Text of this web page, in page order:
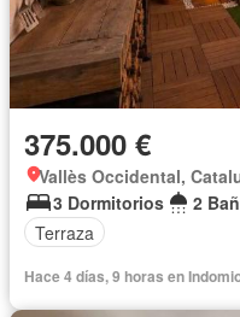
375.000 €
Vallès Occidental,
3 Dormitorios
2
Terraza
Hace 4 días, 9 horas en